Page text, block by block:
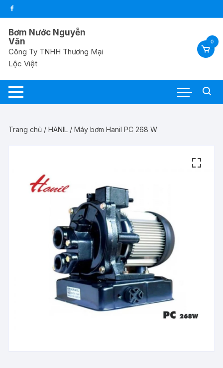
Chuyển
tới
nội
dung
Bơm Nước Nguyễn
Văn
Công Ty TNHH Thương Mại
Lộc Việt
0
Trang chủ /HANIL / Máy bơm Hanil PC 268 W